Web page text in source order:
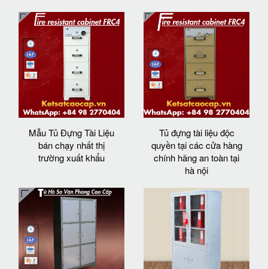
Mẫu Tủ Đựng Tài Liệu
bán chạy nhất thị
trường xuất khẩu
Tủ đựng tài liệu độc
quyền tại các cửa hàng
chính hãng an toàn tại
hà nội